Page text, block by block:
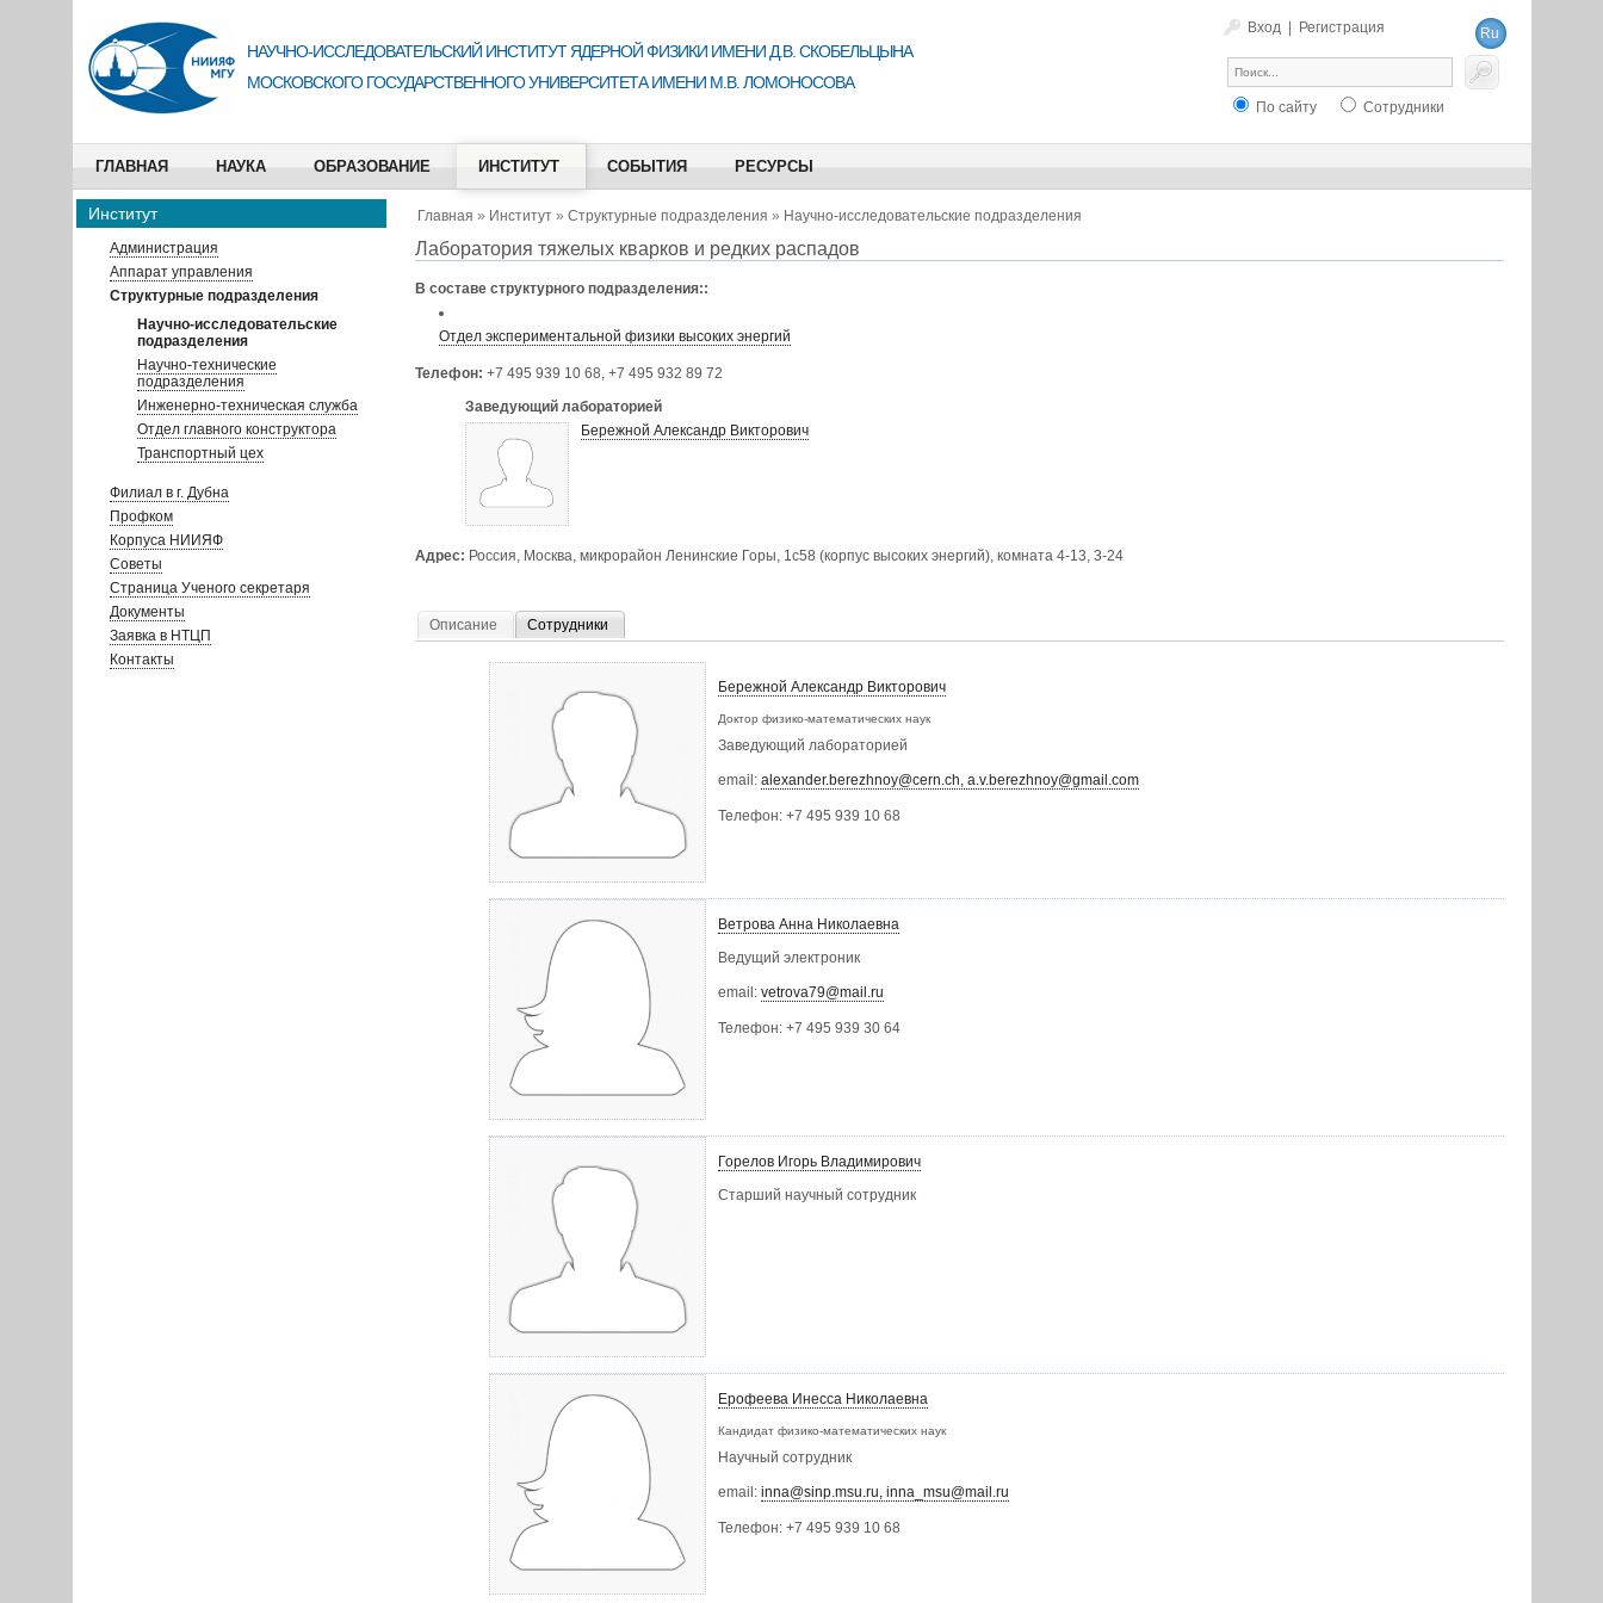
Вход Регистрация
Ru
En
НАУЧНО-ИССЛЕДОВАТЕЛЬСКИЙ ИНСТИТУТ ЯДЕРНОЙ ФИЗИКИ ИМЕНИ Д.В. СКОБЕЛЬЦЫНА
МОСКОВСКОГО ГОСУДАРСТВЕННОГО УНИВЕРСИТЕТА ИМЕНИ М.В. ЛОМОНОСОВА
По сайту Сотрудники
ГЛАВНАЯ НАУКА ОБРАЗОВАНИЕ ИНСТИТУТ СОБЫТИЯ РЕСУРСЫ
Институт
Администрация
Аппарат управления
Структурные подразделения
Научно-исследовательские
подразделения
Научно-технические
подразделения
Инженерно-техническая служба
Отдел главного конструктора
Транспортный цех
Филиал в г. Дубна
Профком
Корпуса НИИЯФ
Советы
Страница Ученого секретаря
Документы
Заявка в НТЦП
Контакты
Главная » Институт» Структурные подразделения » Научно-исследовательские подразделения
Лаборатория тяжелых кварков и редких распадов
В составе структурного подразделения::
Отдел экспериментальной физики высоких энергий
Телефон: +7 495 939 10 68, +7 495 932 89 72
Заведующий лабораторией
Бережной Александр Викторович
Адрес: Россия, Москва, микрорайон Ленинские Горы, 1с58 (корпус высоких энергий), комната 4-13, 3-24
Описание Сотрудники
Бережной Александр Викторович
Доктор физико-математических наук
Заведующий лабораторией
email: alexander.berezhnoy@cern.ch, a.v.berezhnoy@gmail.com
Телефон: +7 495 939 10 68
Ветрова Анна Николаевна
Ведущий электроник
email: vetrova79@mail.ru
Телефон: +7 495 939 30 64
Горелов Игорь Владимирович
Старший научный сотрудник
Ерофеева Инесса Николаевна
Кандидат физико-математических наук
Научный сотрудник
email: inna@sinp.msu.ru, inna_msu@mail.ru
Телефон: +7 495 939 10 68